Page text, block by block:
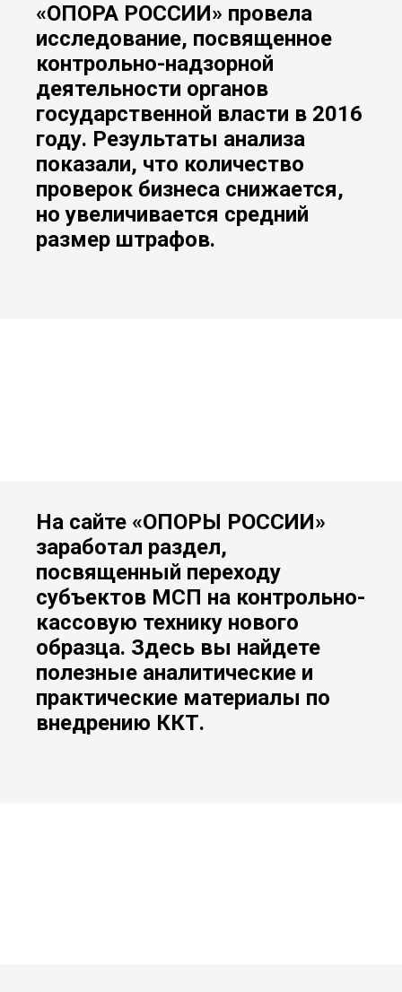
«ОПОРА РОССИИ» провела
исследование, посвященное
контрольно-надзорной
деятельности органов
государственной власти в 2016
году. Результаты анализа
показали, что количество
проверок бизнеса снижается,
но увеличивается средний
размер штрафов.
На сайте «ОПОРЫ РОССИИ»
заработал раздел,
посвященный переходу
субъектов МСП на контрольно-
кассовую технику нового
образца. Здесь вы найдете
полезные аналитические и
практические материалы по
внедрению ККТ.